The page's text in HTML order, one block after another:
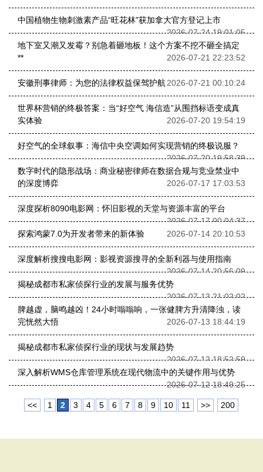
中国植物生物刺激素产品“旺花林”获加拿大官方登记上市
2026-07-24 19:01:05
地下室又潮又发霉？别急着砸地板！这个方案不挖不砸全搞定
**
2026-07-21 22:23:52
安徽刑事律师：为您的法律权益保驾护航 2026-07-21 00:10:24
世界杯营销的终极答案：当“好空气 海信造”从围挡标语变成真
实体验
2026-07-20 19:54:19
好空气的全球叙事：海信中央空调如何实现营销的终极说服？
2026-07-20 19:58:39
数字时代的隐形战场：商业秘密律师在数据合规与竞业禁业中
的深度博弈
2026-07-17 17:03:53
深度探析8090电影网：怀旧影视的天堂与资源丰富的平台
2026-07-17 00:04:37
探索鸿蒙7.0为开发者带来的新体验
2026-07-14 20:10:53
深度解析搜搜电影网：影视资源搜寻的全新利器与使用指南
2026-07-14 20:56:09
揭秘成都市私家侦探行业的发展与服务优势
2026-07-13 21:02:02
脾越虚，脑鸣越凶！24小时嗡嗡响，一张健脾方升清降浊，读
完恍然大悟
2026-07-13 18:44:19
揭秘成都市私家侦探行业的现状与发展趋势
2026-07-12 18:52:59
深入解析WMS仓库管理系统在现代物流中的关键作用与优势
2026-07-12 18:49:25
<< 1 2 3 4 5 6 7 8 9 10 11 >> 200